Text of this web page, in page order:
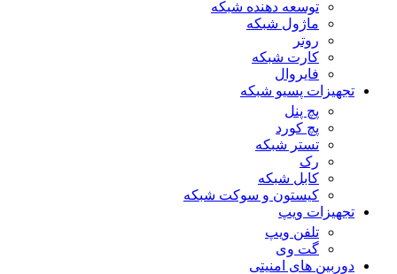
توسعه دهنده شبکه
ماژول شبکه
روتر
کارت شبکه
فایروال
تجهیزات پسیو شبکه
پچ پنل
پچ کورد
تستر شبکه
رک
کابل شبکه
کیستون و سوکت شبکه
تجهیزات ویپ
تلفن ویپ
گت وی
دوربین های امنیتی